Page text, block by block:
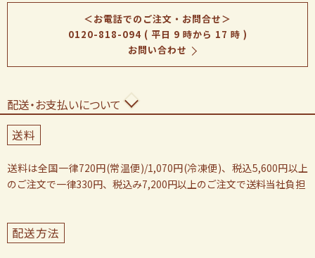
＜お電話でのご注文・お問合せ＞
0120-818-094( 平日 9 時から 17 時 )
お問い合わせ
配送・お支払いについて
送料
送料は全国一律720円(常温便)/1,070円(冷凍便)、税込5,600円以上
のご注文で一律330円、税込み7,200円以上のご注文で送料当社負担
配送方法